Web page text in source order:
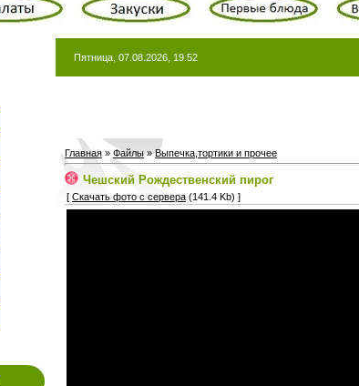
Пятница, 07.08.2026, 19:52
Главная » Файлы »Выпечка,тортики и прочее
Чешский Рождественский пирог
[ Скачать фото с сервера (141.4 Kb) ]